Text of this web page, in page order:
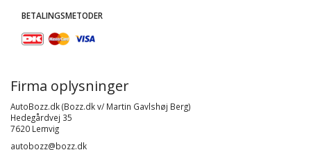
BETALINGSMETODER
Firma oplysninger
AutoBozz.dk (Bozz.dk v/ Martin Gavlshøj Berg)
Hedegårdvej 35
7620 Lemvig
autobozz@bozz.dk